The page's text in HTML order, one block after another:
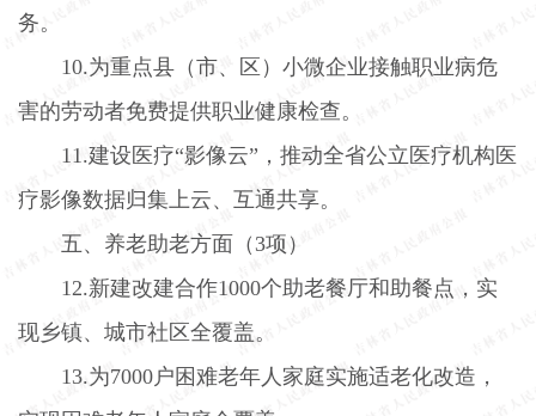
务。
10.为重点县（市、区）小微企业接触职业病危
害的劳动者免费提供职业健康检查。
11.建设医疗“影像云”，推动全省公立医疗机构医
疗影像数据归集上云、互通共享。
五、养老助老方面（ 3项）
12.新建改建合作1000个助老餐厅和助餐点，实
现乡镇、城市社区全覆盖。
13.为7000 户困难老年人家庭实施适老化改造，